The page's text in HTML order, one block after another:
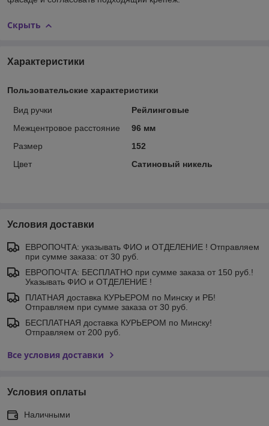
Скрыть
Характеристики
Пользовательские характеристики
Вид ручки
Рейлинговые
Межцентровое расстояние
96 мм
Размер
152
Цвет
Сатиновый никель
Условия доставки
ЕВРОПОЧТА: указывать ФИО и ОТДЕЛЕНИЕ ! Отправляем
при сумме заказа: от 30 руб.
ЕВРОПОЧТА: БЕСПЛАТНО при сумме заказа от 150 руб.!
Указывать ФИО и ОТДЕЛЕНИЕ !
ПЛАТНАЯ доставка КУРЬЕРОМ по Минску и РБ!
Отправляем при сумме заказа от 30 руб.
БЕСПЛАТНАЯ доставка КУРЬЕРОМ по Минску!
Отправляем от 200 руб.
Все условия доставки
Условия оплаты
Наличными